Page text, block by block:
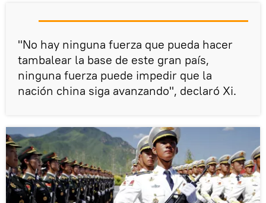
"No hay ninguna fuerza que pueda hacer
tambalear la base de este gran país,
ninguna fuerza puede impedir que la
nación china siga avanzando", declaró Xi.